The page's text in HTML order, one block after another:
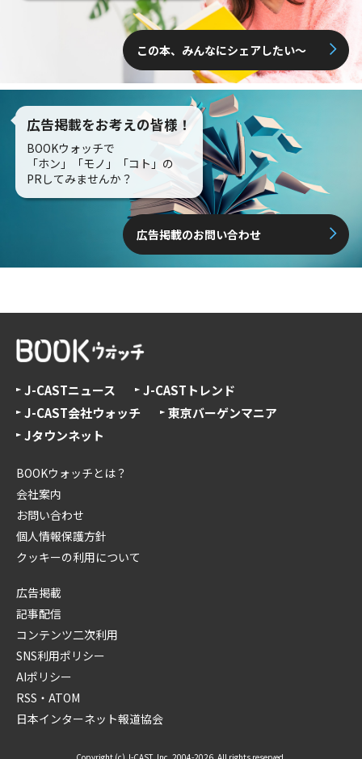
この本、みんなにシェアしたい〜
広告掲載をお考えの皆様！
BOOKウォッチで
「ホン」「モノ」「コト」の
PRしてみませんか？
広告掲載のお問い合わせ
J-CASTニュース
J-CASTトレンド
J-CAST会社ウォッチ
東京バーゲンマニア
Jタウンネット
BOOKウォッチとは？
会社案内
お問い合わせ
個人情報保護方針
クッキーの利用について
広告掲載
記事配信
コンテンツ二次利用
SNS利用ポリシー
AIポリシー
RSS・ATOM
日本インターネット報道協会